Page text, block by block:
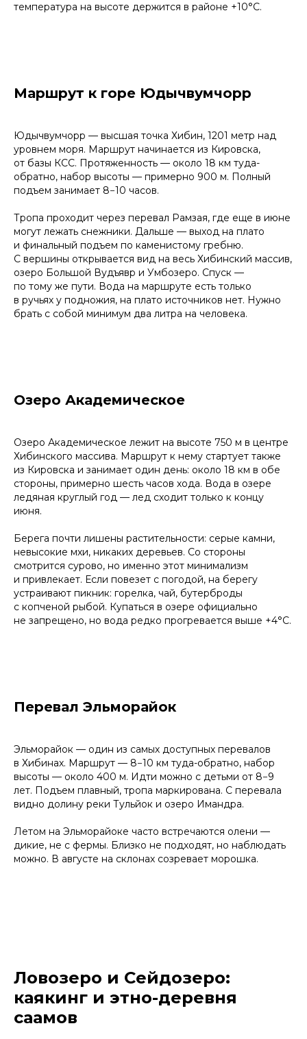
температура на высоте держится в районе +10°C.
Маршрут к горе Юдычвумчорр
Юдычвумчорр — высшая точка Хибин, 1201 метр над
уровнем моря. Маршрут начинается из Кировска,
от базы КСС. Протяженность — около 18 км туда-
обратно, набор высоты — примерно 900 м. Полный
подъем занимает 8−10 часов.
Тропа проходит через перевал Рамзая, где еще в июне
могут лежать снежники. Дальше — выход на плато
и финальный подъем по каменистому гребню.
С вершины открывается вид на весь Хибинский массив,
озеро Большой Вудъявр и Умбозеро. Спуск —
по тому же пути. Вода на маршруте есть только
в ручьях у подножия, на плато источников нет. Нужно
брать с собой минимум два литра на человека.
Озеро Академическое
Озеро Академическое лежит на высоте 750 м в центре
Хибинского массива. Маршрут к нему стартует также
из Кировска и занимает один день: около 18 км в обе
стороны, примерно шесть часов хода. Вода в озере
ледяная круглый год — лед сходит только к концу
июня.
Берега почти лишены растительности: серые камни,
невысокие мхи, никаких деревьев. Со стороны
смотрится сурово, но именно этот минимализм
и привлекает. Если повезет с погодой, на берегу
устраивают пикник: горелка, чай, бутерброды
с копченой рыбой. Купаться в озере официально
не запрещено, но вода редко прогревается выше +4°C.
Перевал Эльморайок
Эльморайок — один из самых доступных перевалов
в Хибинах. Маршрут — 8−10 км туда-обратно, набор
высоты — около 400 м. Идти можно с детьми от 8−9
лет. Подъем плавный, тропа маркирована. С перевала
видно долину реки Тульйок и озеро Имандра.
Летом на Эльморайоке часто встречаются олени —
дикие, не с фермы. Близко не подходят, но наблюдать
можно. В августе на склонах созревает морошка.
Ловозеро и Сейдозеро:
каякинг и этно-деревня
саамов